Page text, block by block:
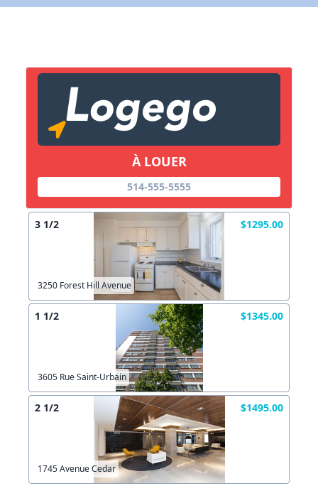
À LOUER
514-555-5555
3 1/2 $1295.00
3250 Forest Hill Avenue
1 1/2 $1345.00
3605 Rue Saint-Urbain
2 1/2 $1495.00
1745 Avenue Cedar
Lien vers inscription (sera inclus dans courriel)
Copier lien
X Fermer